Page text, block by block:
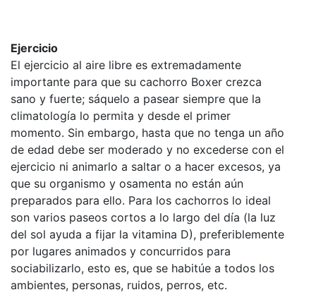
Ejercicio
El ejercicio al aire libre es extremadamente
importante para que su cachorro Boxer crezca
sano y fuerte; sáquelo a pasear siempre que la
climatología lo permita y desde el primer
momento. Sin embargo, hasta que no tenga un año
de edad debe ser moderado y no excederse con el
ejercicio ni animarlo a saltar o a hacer excesos, ya
que su organismo y osamenta no están aún
preparados para ello. Para los cachorros lo ideal
son varios paseos cortos a lo largo del día (la luz
del sol ayuda a fijar la vitamina D), preferiblemente
por lugares animados y concurridos para
sociabilizarlo, esto es, que se habitúe a todos los
ambientes, personas, ruidos, perros, etc.